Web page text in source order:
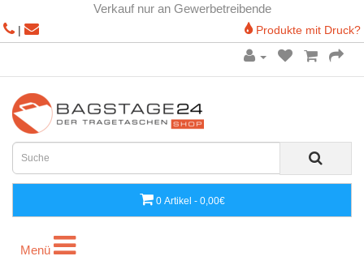
Verkauf nur an Gewerbetreibende
| Produkte mit Druck?
0 Artikel - 0,00€
Menü
Menü